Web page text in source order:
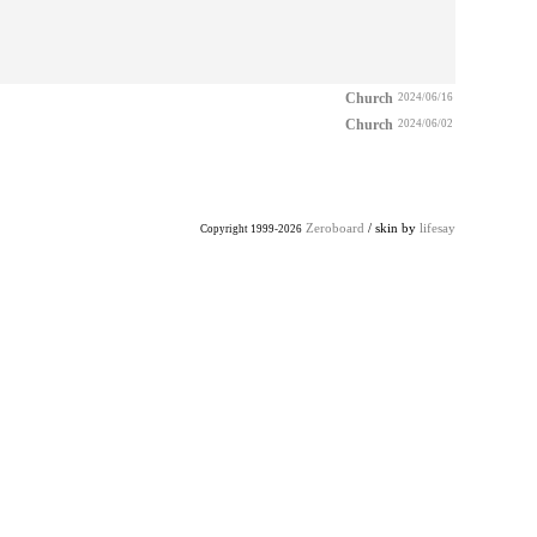
Church 2024/06/16
Church 2024/06/02
Copyright 1999-2026 Zeroboard / skin by lifesay